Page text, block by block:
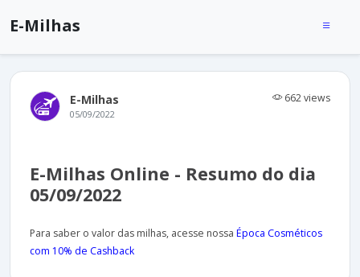
E-Milhas
E-Milhas 662 views
05/09/2022
E-Milhas Online - Resumo do dia
05/09/2022
Para saber o valor das milhas, acesse nossa Época Cosméticos
com 10% de Cashback